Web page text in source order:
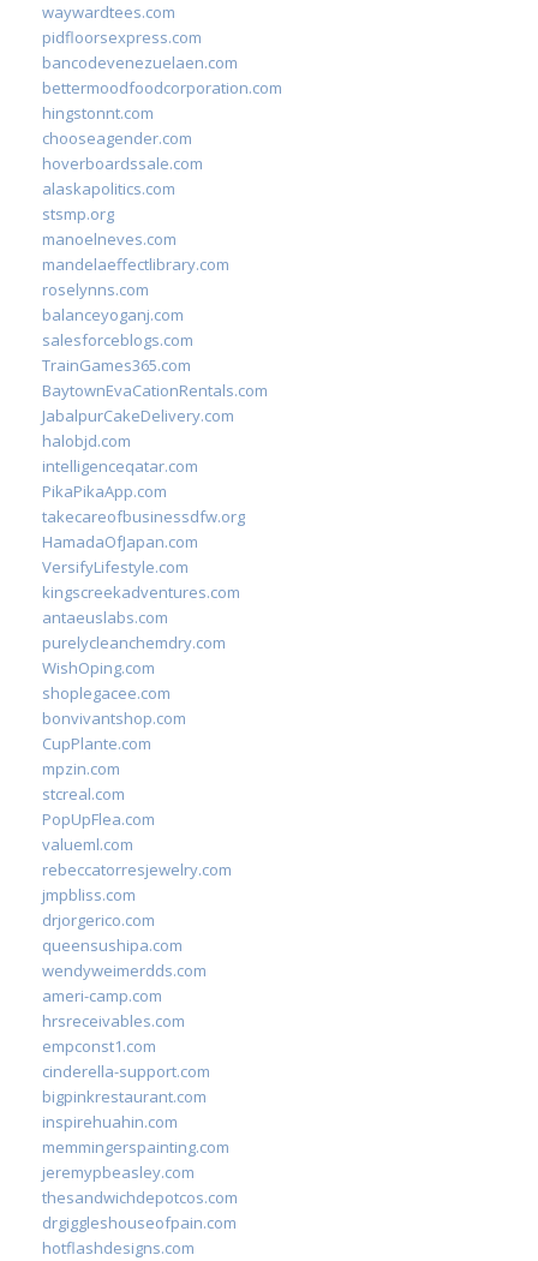
waywardtees.com
pidfloorsexpress.com
bancodevenezuelaen.com
bettermoodfoodcorporation.com
hingstonnt.com
chooseagender.com
hoverboardssale.com
alaskapolitics.com
stsmp.org
manoelneves.com
mandelaeffectlibrary.com
roselynns.com
balanceyoganj.com
salesforceblogs.com
TrainGames365.com
BaytownEvaCationRentals.com
JabalpurCakeDelivery.com
halobjd.com
intelligenceqatar.com
PikaPikaApp.com
takecareofbusinessdfw.org
HamadaOfJapan.com
VersifyLifestyle.com
kingscreekadventures.com
antaeuslabs.com
purelycleanchemdry.com
WishOping.com
shoplegacee.com
bonvivantshop.com
CupPlante.com
mpzin.com
stcreal.com
PopUpFlea.com
valueml.com
rebeccatorresjewelry.com
jmpbliss.com
drjorgerico.com
queensushipa.com
wendyweimerdds.com
ameri-camp.com
hrsreceivables.com
empconst1.com
cinderella-support.com
bigpinkrestaurant.com
inspirehuahin.com
memmingerspainting.com
jeremypbeasley.com
thesandwichdepotcos.com
drgiggleshouseofpain.com
hotflashdesigns.com